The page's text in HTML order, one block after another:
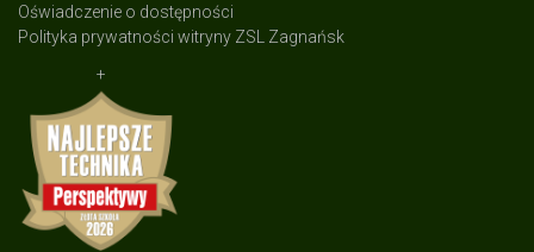
Oświadczenie o dostępności
Polityka prywatności witryny ZSL Zagnańsk
+